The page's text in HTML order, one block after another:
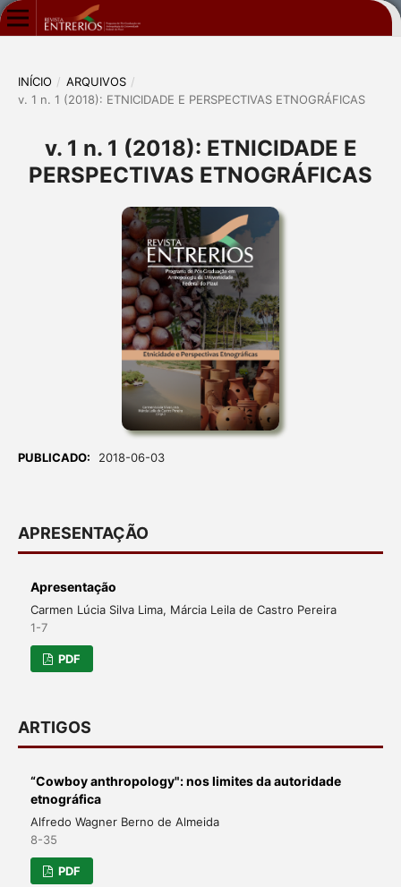
INÍCIO / ARQUIVOS /
v. 1 n. 1 (2018): ETNICIDADE E PERSPECTIVAS ETNOGRÁFICAS
v. 1 n. 1 (2018): ETNICIDADE E
PERSPECTIVAS ETNOGRÁFICAS
PUBLICADO: 2018-06-03
APRESENTAÇÃO
Apresentação
Carmen Lúcia Silva Lima, Márcia Leila de Castro Pereira
1-7
PDF
ARTIGOS
“Cowboy anthropology": nos limites da autoridade
etnográfica
Alfredo Wagner Berno de Almeida
8-35
PDF